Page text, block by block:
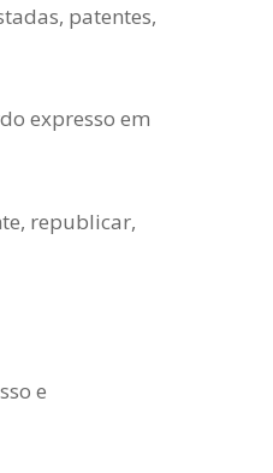
patentes,
expresso em
republicar,
e